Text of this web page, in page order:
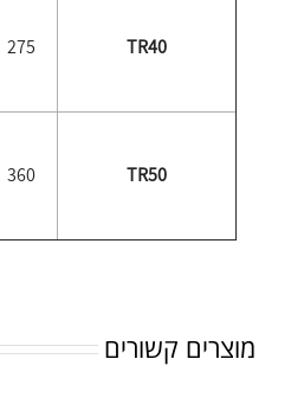
TR40
275
TR50
360
מוצרים קשורים